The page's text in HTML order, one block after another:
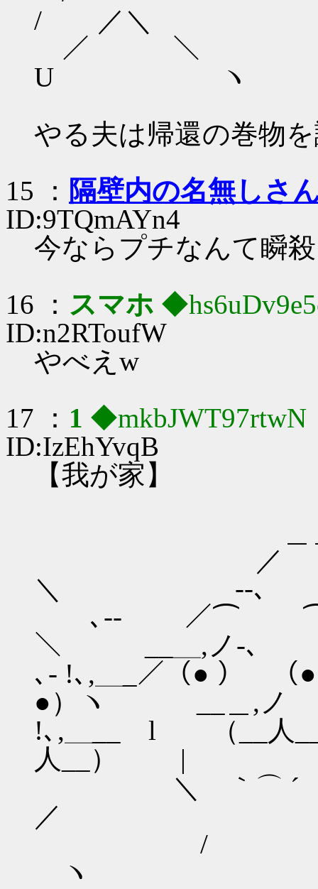
/ ／＼
／
U ヽ
やる夫は帰還の巻物
15 ： 隔壁内の名無しさ
ID:9TQmAYn4
今ならプチなんて瞬
16 ： スマホ
ID:n2RToufW
やべえw
17 ： 1 ◆mkbJWT97rtwN
ID:IzEhYvqB
【我が家】
／
＼ ‐-､
､-‐
＼ __＿,ノ-､
､- !､,＿_／（● ）
●）ヽ __＿,
!､,＿__ l
人__） |
＼ ｀
／
ヽ